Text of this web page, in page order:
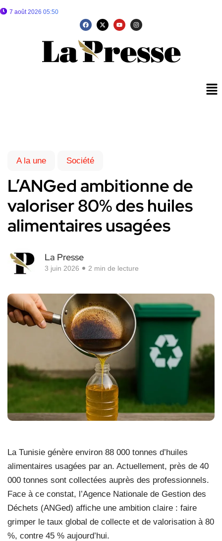
7 août 2026 05:50
A la une Société
L’ANGed ambitionne de
valoriser 80% des huiles
alimentaires usagées
La Presse
3 juin 2026 2 min de lecture
La Tunisie génère environ 88 000 tonnes d’huiles
alimentaires usagées par an. Actuellement, près de 40
000 tonnes sont collectées auprès des professionnels.
Face à ce constat, l’Agence Nationale de Gestion des
Déchets (ANGed) affiche une ambition claire : faire
grimper le taux global de collecte et de valorisation à 80
%, contre 45 % aujourd’hui.